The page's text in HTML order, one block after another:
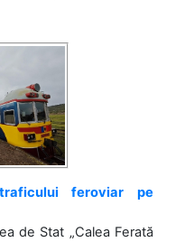
feroviar pe
de Stat „Calea Ferată